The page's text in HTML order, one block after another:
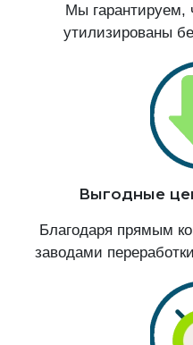
Мы гарантируем,
утилизированы
Выгодные
Благодаря прямым
заводами